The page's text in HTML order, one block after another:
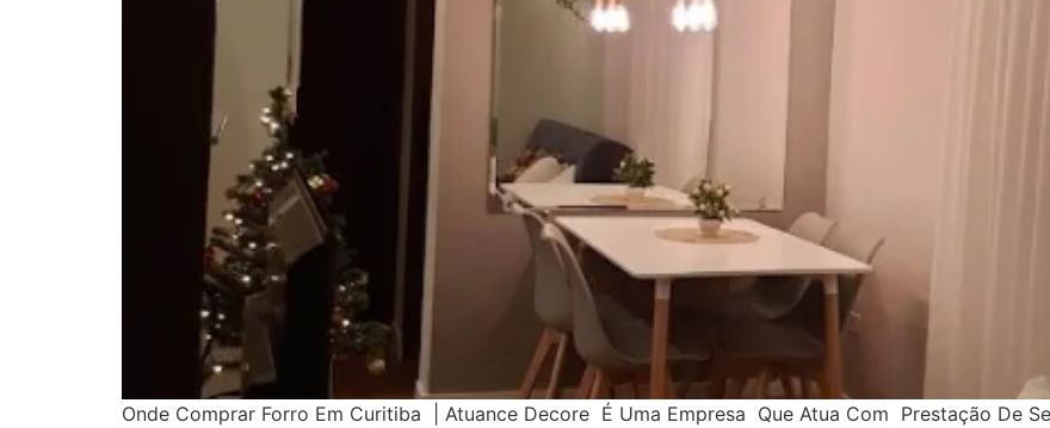
Onde Comprar Forro Em Curitiba | Atuance Decore É Uma Empresa Que Atua Com Prestação De